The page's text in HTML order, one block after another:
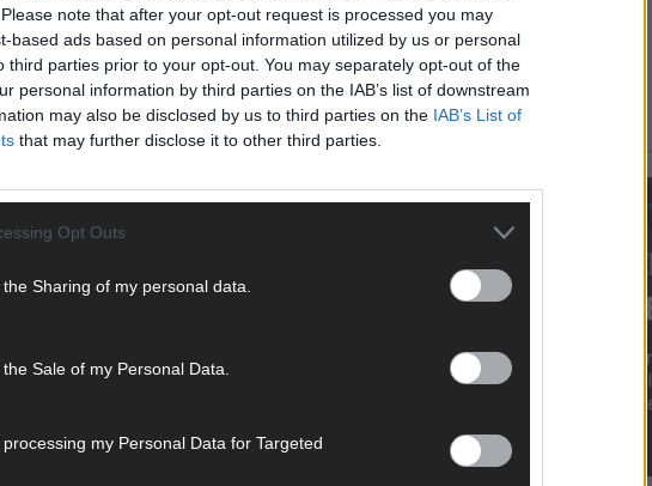
note that after your opt-out request is processed you may
based ads based on personal information utilized by us or personal
third parties prior to your opt-out. You may separately opt-out of the
personal information by third parties on the IAB’s list of downstream
may also be disclosed by us to third parties on the IAB’s List of
that may further disclose it to other third parties.
Opt Outs
Sharing of my personal data.
Sale of my Personal Data.
my Personal Data for Targeted
unsere Redakteur alles, was euch wirklich
den News, Storys und Videos, die ihr auf
für euch, filtern das Wichtigste raus und